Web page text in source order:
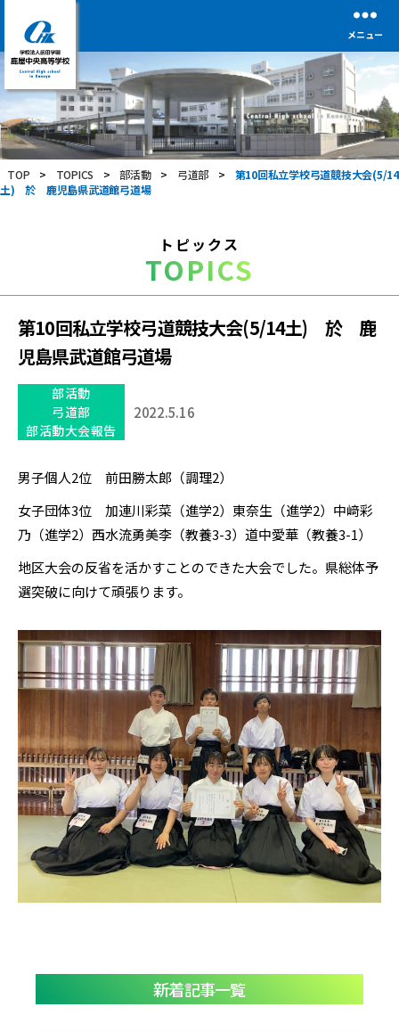
学
校
法
人
前
田
学
高
等
学
校
メニュー
TOP > TOPICS > 部活動 > 弓道部 >
第10回私立学校弓道競技大会(5/14
土) 於 鹿児島県武道館弓道場
トピックス
TOPICS
第10回私立学校弓道競技大会(5/14土) 於 鹿
児島県武道館弓道場
部活動
弓道部
部活動大会報告
2022.5.16
男子個人2位 前田勝太郎（調理2）
女子団体3位 加連川彩菜（進学2）東奈生（進学2）中﨑彩
乃（進学2）西水流勇美李（教養3-3）道中愛華（教養3-1）
地区大会の反省を活かすことのできた大会でした。県総体予
選突破に向けて頑張ります。
新着記事一覧